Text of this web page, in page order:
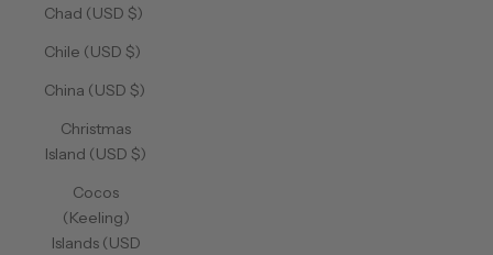
Chad (USD $)
Chile (USD $)
China (USD $)
Christmas
Island (USD $)
Cocos
(Keeling)
Islands (USD